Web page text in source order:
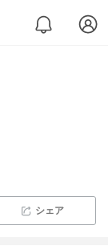
シェア